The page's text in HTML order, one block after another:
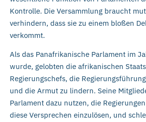
Kontrolle. Die Versammlung braucht
verhindern, dass sie zu einem bloßen
verkommt.
Als das Panafrikanische Parlament im
wurde, gelobten die afrikanischen
Regierungschefs, die
und die Armut zu lindern. Seine
Parlament dazu nutzen, die
diese Versprechen einzulösen, und